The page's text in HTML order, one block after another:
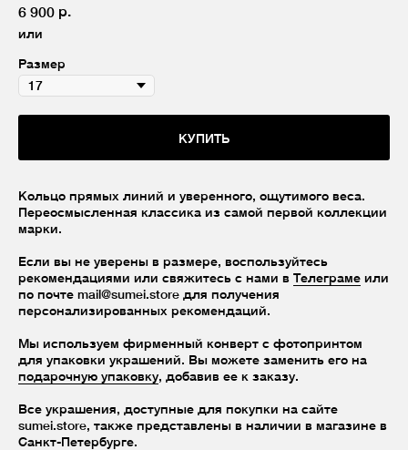
6 900 р.
или
Размер
КУПИТЬ
Кольцо прямых линий и уверенного, ощутимого веса.
Переосмысленная классика из самой первой коллекции
марки.
Если вы не уверены в размере, воспользуйтесь
рекомендациями или свяжитесь с нами в Телеграме или
по почте mail@sumei.store для получения
персонализированных рекомендаций.
Мы используем фирменный конверт с фотопринтом
для упаковки украшений. Вы можете заменить его на
подарочную упаковку, добавив ее к заказу.
Все украшения, доступные для покупки на сайте
sumei.store, также представлены в наличии в магазине в
Санкт-Петербурге.